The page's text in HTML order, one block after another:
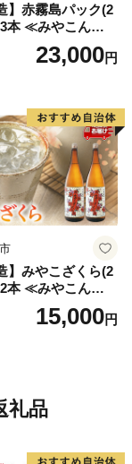
】赤霧島パック(2
本 ≪みやこんじょ
07-K03P-1800-3
23,000円
】みやこざくら(2
本 ≪みやこんじょ
0771
15,000円
礼品